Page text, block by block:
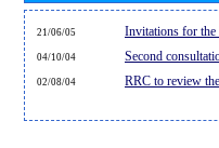
21/06/05 Invitations for the
04/10/04 Second
02/08/04 RRC to review